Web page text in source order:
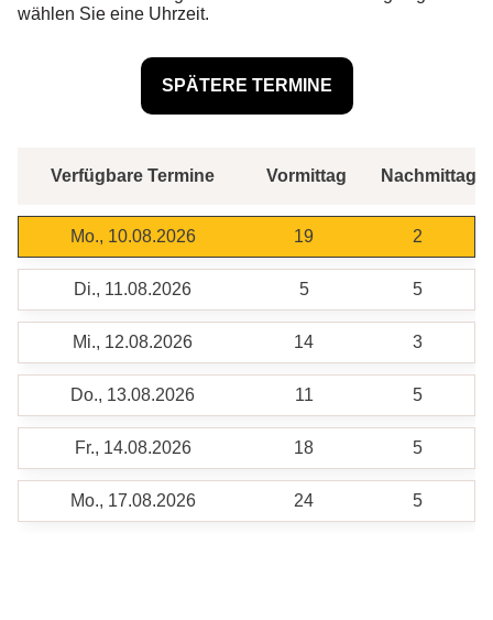
wählen Sie eine Uhrzeit.
Verfügbare Termine Vormittag Nachmittag
Mo., 10.08.2026 19 2
Di., 11.08.2026 5 5
Mi., 12.08.2026 14 3
Do., 13.08.2026 11 5
Fr., 14.08.2026 18 5
Mo., 17.08.2026 24 5